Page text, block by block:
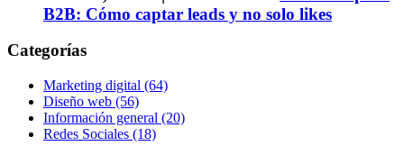
B2B: Cómo captar leads y no solo likes
Categorías
Marketing digital (64)
Diseño web (56)
Información general (20)
Redes Sociales (18)